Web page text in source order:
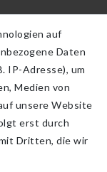
auf
Daten
IP-Adresse), um
Medien von
unsere Website
erst durch
Dritten, die wir